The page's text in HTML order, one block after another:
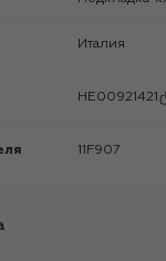
Италия
HE00921421
11F907